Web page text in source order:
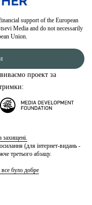
support of the European
Media and do not necessarily
Union.
проект за
(для інтернет-видань -
третього абзацу.
було добре